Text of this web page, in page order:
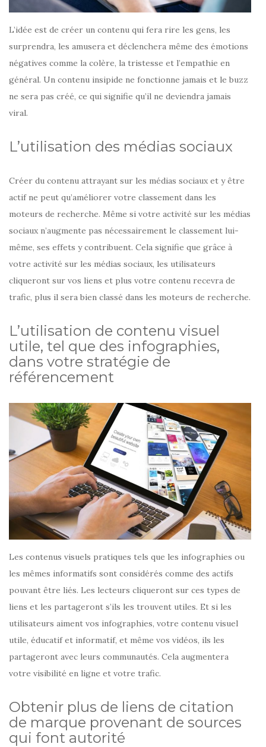
L’idée est de créer un contenu qui fera rire les gens, les
surprendra, les amusera et déclenchera même des émotions
négatives comme la colère, la tristesse et l’empathie en
général. Un contenu insipide ne fonctionne jamais et le buzz
ne sera pas créé, ce qui signifie qu’il ne deviendra jamais
viral.
L’utilisation des médias sociaux
Créer du contenu attrayant sur les médias sociaux et y être
actif ne peut qu’améliorer votre classement dans les
moteurs de recherche. Même si votre activité sur les médias
sociaux n’augmente pas nécessairement le classement lui-
même, ses effets y contribuent. Cela signifie que grâce à
votre activité sur les médias sociaux, les utilisateurs
cliqueront sur vos liens et plus votre contenu recevra de
trafic, plus il sera bien classé dans les moteurs de recherche.
L’utilisation de contenu visuel
utile, tel que des infographies,
dans votre stratégie de
référencement
Les contenus visuels pratiques tels que les infographies ou
les mêmes informatifs sont considérés comme des actifs
pouvant être liés. Les lecteurs cliqueront sur ces types de
liens et les partageront s’ils les trouvent utiles. Et si les
utilisateurs aiment vos infographies, votre contenu visuel
utile, éducatif et informatif, et même vos vidéos, ils les
partageront avec leurs communautés. Cela augmentera
votre visibilité en ligne et votre trafic.
Obtenir plus de liens de citation
de marque provenant de sources
qui font autorité